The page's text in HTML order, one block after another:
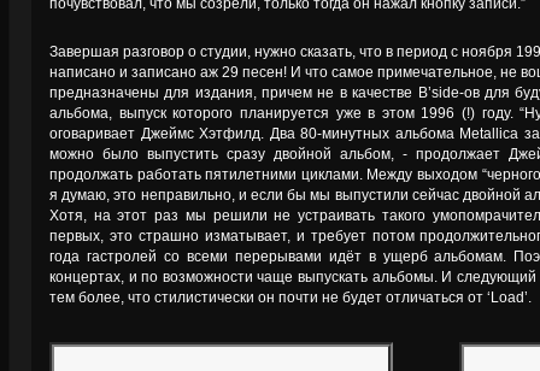
почувствовал, что мы созрели, только тогда он нажал кнопку записи.”
Завершая разговор о студии, нужно сказать, что в период с ноября
написано и записано аж 29 песен! И что самое примечательное, не
предназначены для издания, причем не в качестве B’side-ов для
альбома, выпуск которого планируется уже в этом 1996 (!) году.
оговаривает Джеймс Хэтфилд. Два 80-минутных альбома Metallica
можно было выпустить сразу двойной альбом, - продолжает
продолжать работать пятилетними циклами. Между выходом
я думаю, это неправильно, и если бы мы выпустили сейчас двойной
Хотя, на этот раз мы решили не устраивать такого
первых, это страшно изматывает, и требует потом
года гастролей со всеми перерывами идёт в ущерб альбомам.
концертах, и по возможности чаще выпускать альбомы. И следующий
тем более, что стилистически он почти не будет отличаться от ‘Load’.